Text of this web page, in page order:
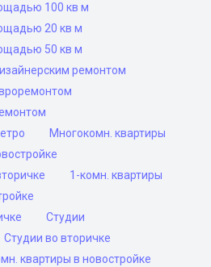
100 кв м
20 кв м
50 кв м
ремонтом
Многокомн. квартиры
1-комн. квартиры
Студии
Студии во вторичке
квартиры в новостройке